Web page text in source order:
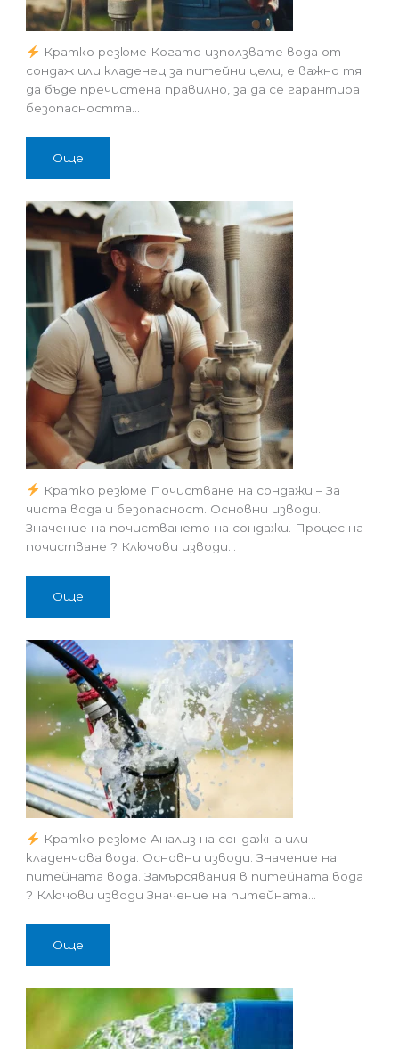
Кратко резюме Когато използвате вода от
сондаж или кладенец за питейни цели, е важно тя
да бъде пречистена правилно, за да се гарантира
безопасността…
Още
Кратко резюме Почистване на сондажи – За
чиста вода и безопасност. Основни изводи.
Значение на почистването на сондажи. Процес на
почистване ? Ключови изводи…
Още
Кратко резюме Анализ на сондажна или
кладенчова вода. Основни изводи. Значение на
питейната вода. Замърсявания в питейната вода
? Ключови изводи Значение на питейната…
Още